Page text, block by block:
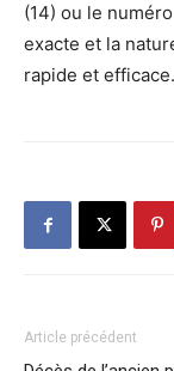
(14) ou le
exacte et la
rapide et efficace.
Article précédent